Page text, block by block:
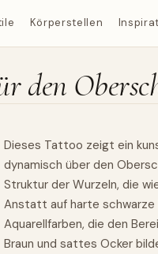
Körperstellen
den
Dieses Tattoo zeigt ein
dynamisch über den
Struktur der Wurzeln, die
Anstatt auf harte schwarze
Aquarellfarben, die den
Braun und sattes Ocker